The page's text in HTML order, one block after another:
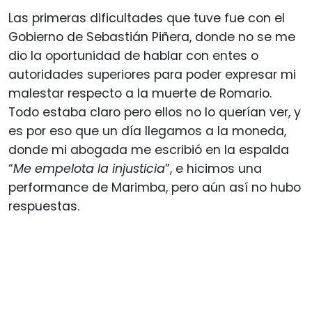
Las primeras dificultades que tuve fue con el
Gobierno de Sebastián Piñera, donde no se me
dio la oportunidad de hablar con entes o
autoridades superiores para poder expresar mi
malestar respecto a la muerte de Romario.
Todo estaba claro pero ellos no lo querían ver, y
es por eso que un día llegamos a la moneda,
donde mi abogada me escribió en la espalda
“Me empelota la injusticia”, e hicimos una
performance de Marimba, pero aún así no hubo
respuestas.